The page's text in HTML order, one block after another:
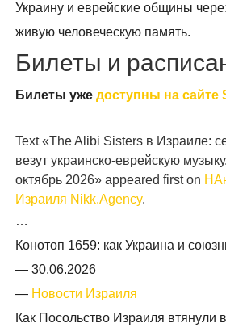
Украину и еврейские общины
живую человеческую память.
Билеты и
Билеты ужедоступны на сайте
Text «The Alibi Sisters в Израиле:
везут украинско-еврейскую
октябрь 2026» appeared first on
Израиля Nikk.Agency.
…
Конотоп 1659: как Украина и
—30.06.2026
— Новости Израиля
Как Посольство Израиля